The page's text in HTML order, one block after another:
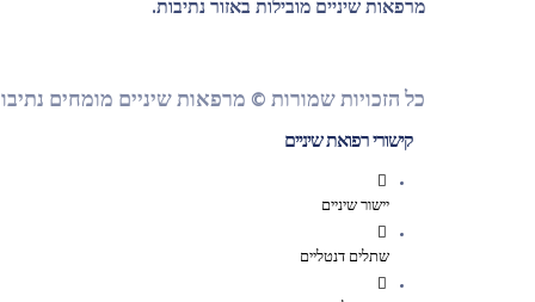
מרפאות שיניים מובילות באזור נתיבות.
כל הזכויות שמורות © מרפאות שיניים מומחים
קישורי רפואת שיניים
יישור שיניים
שתלים דנטליים